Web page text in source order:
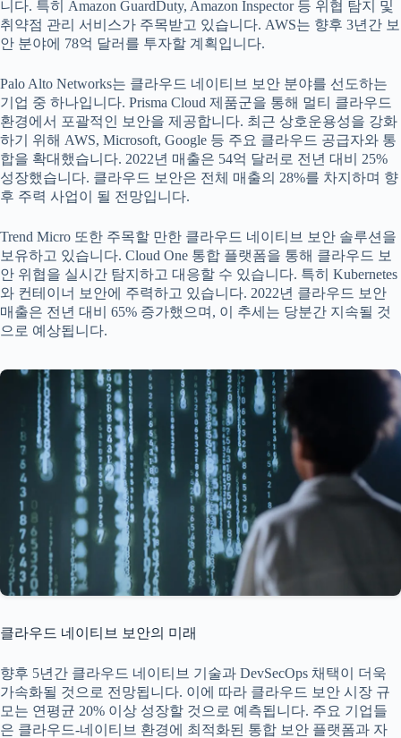
니다. 특히 Amazon GuardDuty, Amazon Inspector 등 위협 탐지 및
취약점 관리 서비스가 주목받고 있습니다. AWS는 향후 3년간 보
안 분야에 78억 달러를 투자할 계획입니다.
Palo Alto Networks는 클라우드 네이티브 보안 분야를 선도하는
기업 중 하나입니다. Prisma Cloud 제품군을 통해 멀티 클라우드
환경에서 포괄적인 보안을 제공합니다. 최근 상호운용성을 강화
하기 위해 AWS, Microsoft, Google 등 주요 클라우드 공급자와 통
합을 확대했습니다. 2022년 매출은 54억 달러로 전년 대비 25%
성장했습니다. 클라우드 보안은 전체 매출의 28%를 차지하며 향
후 주력 사업이 될 전망입니다.
Trend Micro 또한 주목할 만한 클라우드 네이티브 보안 솔루션을
보유하고 있습니다. Cloud One 통합 플랫폼을 통해 클라우드 보
안 위협을 실시간 탐지하고 대응할 수 있습니다. 특히 Kubernetes
와 컨테이너 보안에 주력하고 있습니다. 2022년 클라우드 보안
매출은 전년 대비 65% 증가했으며, 이 추세는 당분간 지속될 것
으로 예상됩니다.
클라우드 네이티브 보안의 미래
향후 5년간 클라우드 네이티브 기술과 DevSecOps 채택이 더욱
가속화될 것으로 전망됩니다. 이에 따라 클라우드 보안 시장 규
모는 연평균 20% 이상 성장할 것으로 예측됩니다. 주요 기업들
은 클라우드-네이티브 환경에 최적화된 통합 보안 플랫폼과 자